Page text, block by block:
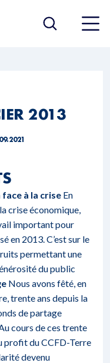
2013
face à la crise En
crise économique,
important pour
en 2013. C’est sur le
permettant une
du public
Nous avons fêté, en
trente ans depuis la
de partage
cours de ces trente
profit du CCFD-Terre
devenu